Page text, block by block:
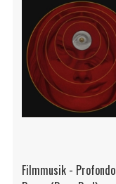
Filmmusik - Profondo